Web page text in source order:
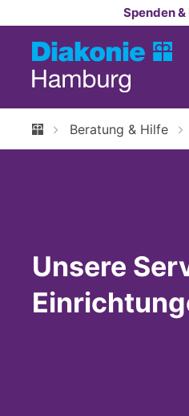
Zum Inhalt springenSpenden
Beratung & Hilfe
Unsere